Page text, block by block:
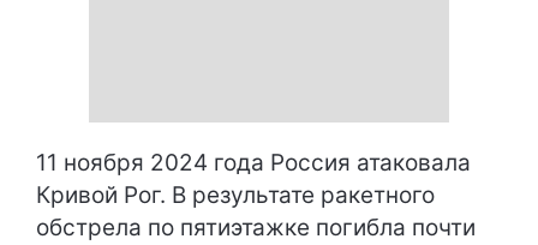
11 ноября 2024 года Россия атаковала
Кривой Рог. В результате ракетного
обстрела по пятиэтажке погибла почти